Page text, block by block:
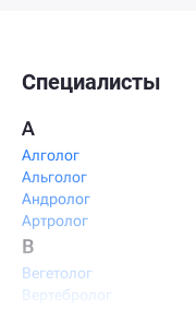
Специалисты
А
Алголог
Альголог
Андролог
Артролог
В
Вегетолог
Вертебролог